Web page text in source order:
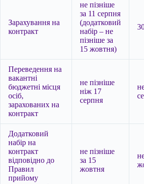
Зарахування на
контракт
не пізніше
за 11 серпня
(додатковий
набір – не
пізніше за
15 жовтня)
Переведення на
вакантні
бюджетні місця
осіб,
зарахованих на
контракт
не пізніше
ніж 17
серпня
Додатковий
набір на
контракт
відповідно до
Правил
прийому
не пізніше
за 15
жовтня